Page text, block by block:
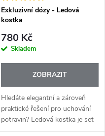
Exkluzivní dózy - Ledová
kostka
780 Kč
Skladem
ZOBRAZIT
Hledáte elegantní a zároveň
praktické řešení pro uchování
potravin? Ledová kostka je set
velmi exkluzivních dóz, který se